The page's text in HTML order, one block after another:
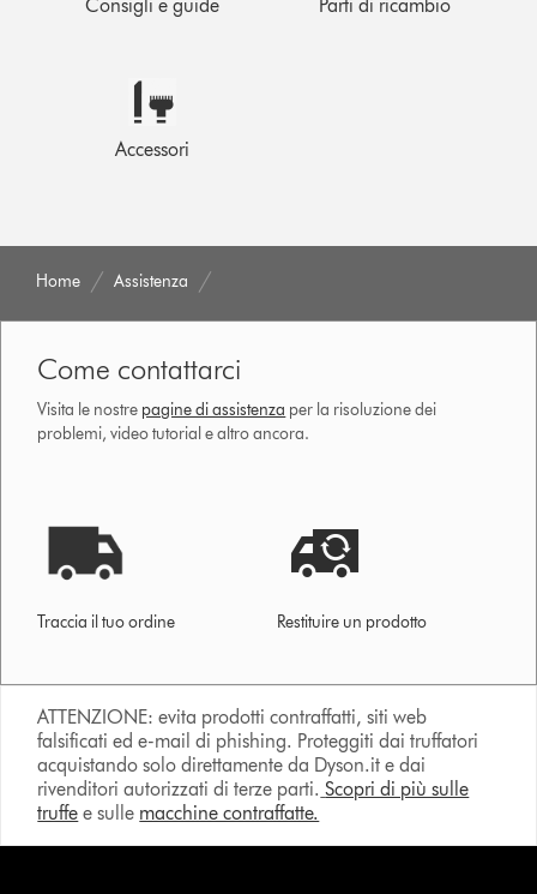
Consigli e guide Parti di ricambio
Accessori
Home Assistenza
Come contattarci
Visita le nostre pagine di assistenza per la risoluzione dei
problemi, video tutorial e altro ancora.
Traccia il tuo ordine Restituire un prodotto
ATTENZIONE: evita prodotti contraffatti, siti web
falsificati ed e-mail di phishing. Proteggiti dai truffatori
acquistando solo direttamente da Dyson.it e dai
rivenditori autorizzati di terze parti. Scopri di più sulle
truffe e sulle macchine contraffatte.